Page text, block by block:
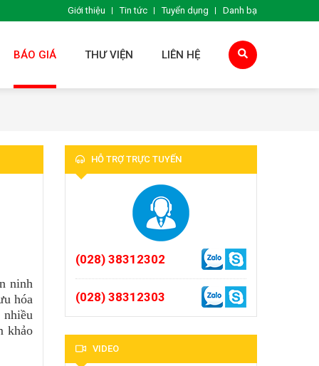
Giới thiệu Tin tức Tuyển dụng Danh bạ
BÁO GIÁ THƯ VIỆN LIÊN HỆ
ninh
hóa
nhiều
khảo
HỖ TRỢ TRỰC TUYẾN
(028) 38312302
(028) 38312303
VIDEO